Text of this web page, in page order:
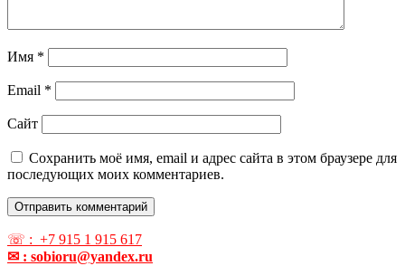
Имя *
Email *
Сайт
Сохранить моё имя, email и адрес сайта в этом браузере для
последующих моих комментариев.
☏ : +7 915 1 915 617
✉ : sobioru@yandex.ru